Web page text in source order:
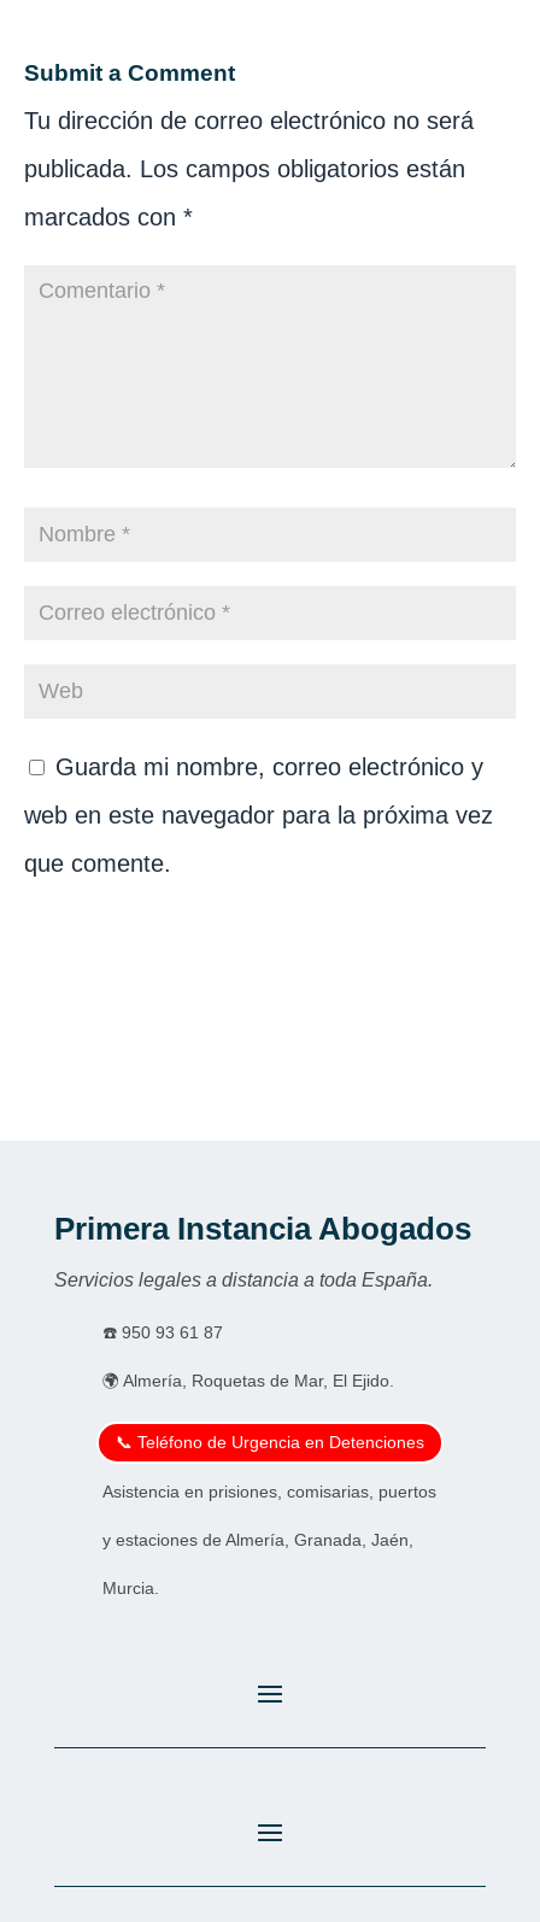
Submit a Comment
Tu dirección de correo electrónico no será
publicada. Los campos obligatorios están
marcados con *
Guarda mi nombre, correo electrónico y
web en este navegador para la próxima vez
que comente.
Primera Instancia Abogados
Servicios legales a distancia a toda España.
☎️ 950 93 61 87
🌍 Almería, Roquetas de Mar, El Ejido.
📞 Teléfono de Urgencia en Detenciones
Asistencia en prisiones, comisarias, puertos
y estaciones de Almería, Granada, Jaén,
Murcia.